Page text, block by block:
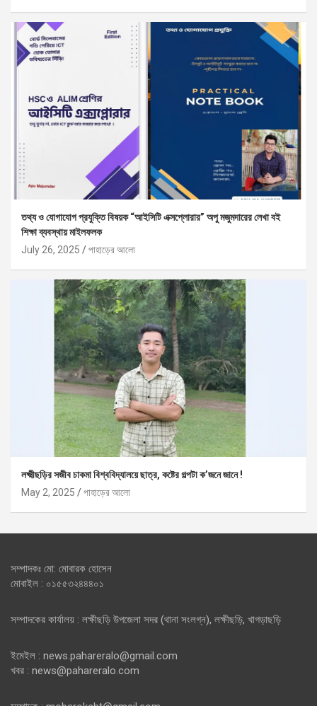
তথ্য ও যোগাযোগ প্রযুক্তি বিষয়ক “আইসিটি এক্সপ্লোরার” অপু মজুমদারের লেখা বই
শিক্ষা ব্যবস্থায় মাইলফলক
July 26, 2025
পাহাড়ের আলো
লক্ষ্মীছড়ির সজীব চাকমা বিশ্ববিদ্যালয়ে ছাত্র, কষ্টের গল্পটা ক’জনে জানে !
May 2, 2025
পাহাড়ের আলো
সম্পাদকঃ মো: মোবারক হোসেন
মোবাইল : ০১৫৫৩২৪৪৪০১
সম্পাদকের কার্যালয় : লক্ষীছড়ি উপজেলা সদর (থানা সংলগ্ন), লক্ষীছড়ি, খাগড়াছড়ি
ইমেইল : news.pahareralo@gmail.com
খবর : news@pahareralo.com